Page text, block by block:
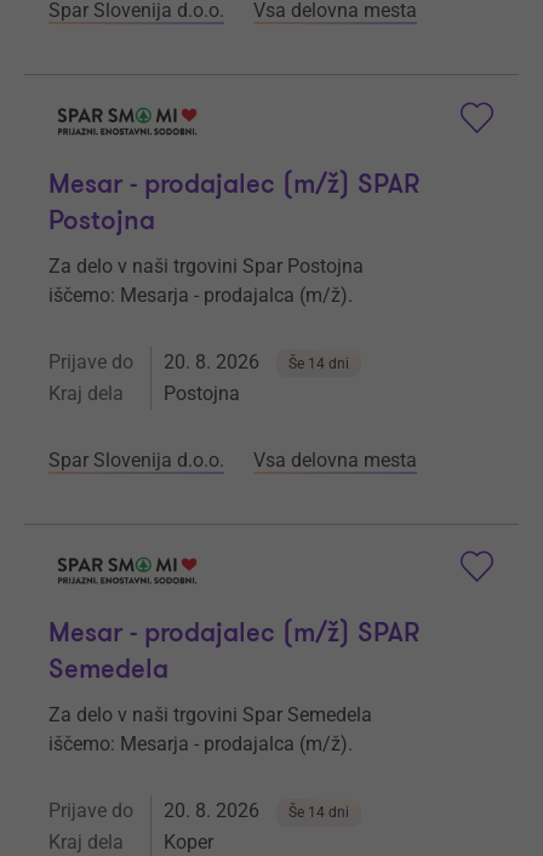
Spar Slovenija d.o.o. Vsa delovna mesta
Mesar - prodajalec (m/ž) SPAR
Postojna
Za delo v naši trgovini Spar Postojna
iščemo: Mesarja - prodajalca (m/ž).
Prijave do 20. 8. 2026 Še 14 dni
Kraj dela Postojna
Spar Slovenija d.o.o. Vsa delovna mesta
Mesar - prodajalec (m/ž) SPAR
Semedela
Za delo v naši trgovini Spar Semedela
iščemo: Mesarja - prodajalca (m/ž).
Prijave do 20. 8. 2026 Še 14 dni
Kraj dela Koper